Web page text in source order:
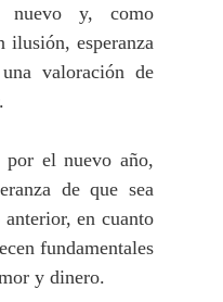
nuevo y, como
ilusión, esperanza
valoración de
por el nuevo año,
de que sea
en cuanto
fundamentales
y dinero.